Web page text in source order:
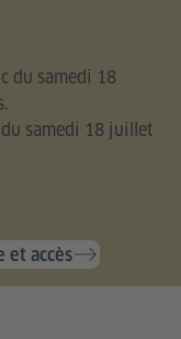
du samedi 18
samedi 18 juillet
et accès